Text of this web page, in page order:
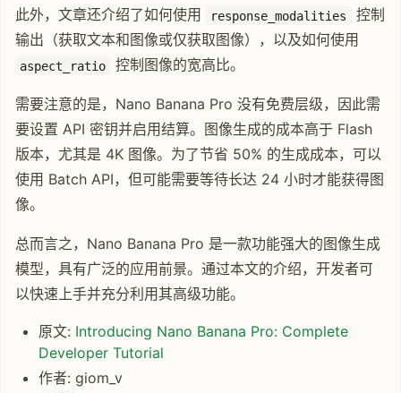
此外，文章还介绍了如何使用
response_modalities
控制
输出（获取文本和图像或仅获取图像），以及如何使用
aspect_ratio 控制图像的宽高比。
需要注意的是，Nano Banana Pro 没有免费层级，因此需
要设置 API 密钥并启用结算。图像生成的成本高于 Flash
版本，尤其是 4K 图像。为了节省 50% 的生成成本，可以
使用 Batch API，但可能需要等待长达 24 小时才能获得图
像。
总而言之，Nano Banana Pro 是一款功能强大的图像生成
模型，具有广泛的应用前景。通过本文的介绍，开发者可
以快速上手并充分利用其高级功能。
原文: Introducing Nano Banana Pro: Complete
Developer Tutorial
作者: giom_v